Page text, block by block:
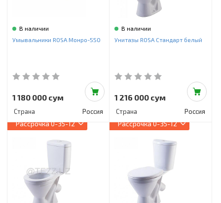
В наличии
Умывальники ROSA Монро-550
1 180 000 сум
Страна Россия
В наличии
Унитазы ROSA Стандарт белый
1 216 000 сум
Страна Россия
Рассрочка0-35-12 Рассрочка0-35-12